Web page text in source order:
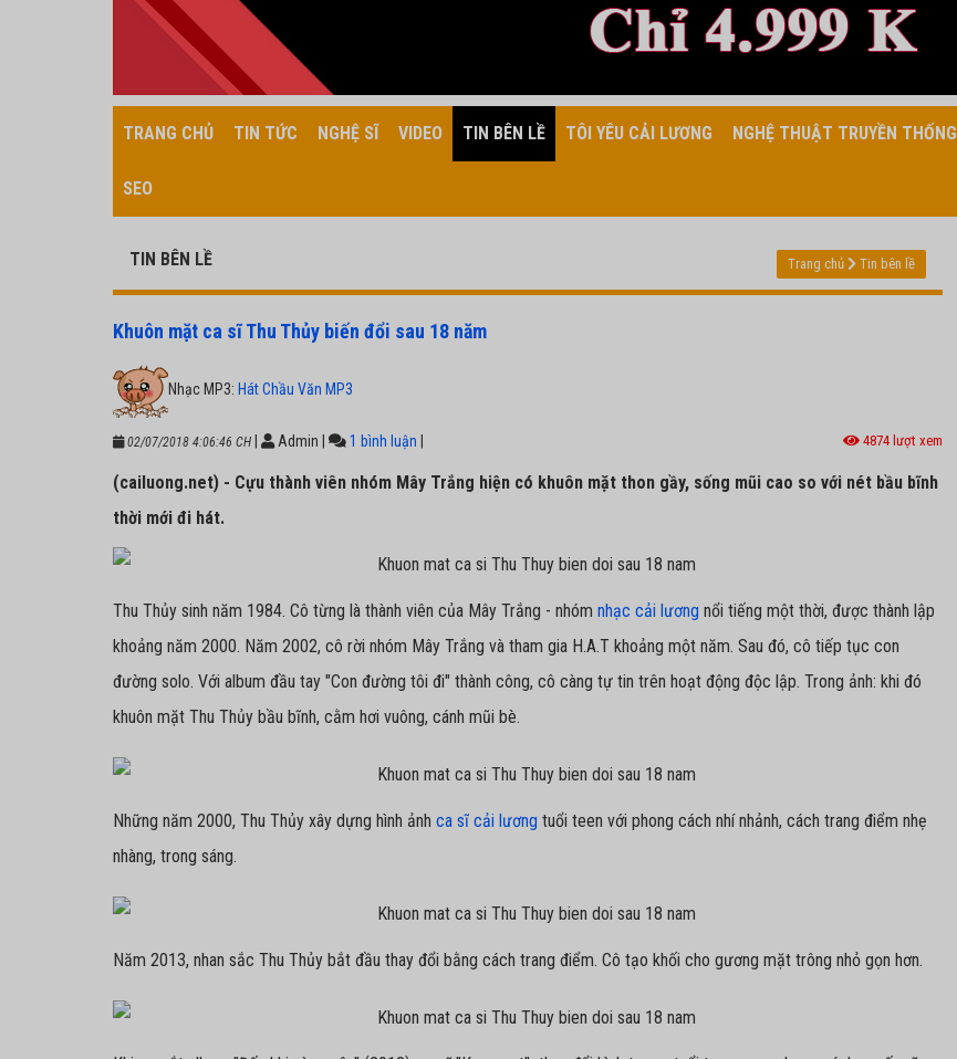
TRANG CHỦ TIN TỨC NGHỆ SĨ VIDEO TIN BÊN LỀ TÔI YÊU CẢI LƯƠNG NGHỆ THUẬT TRUYỀN THỐNG
SEO
TIN BÊN LỀ Trang chủ Tin bên lề
Khuôn mặt ca sĩ Thu Thủy biến đổi sau 18 năm
Nhạc MP3: Hát Chầu Văn MP3
02/07/2018 4:06:46 CH Admin 1 bình luận 4874 lượt xem
(cailuong.net) - Cựu thành viên nhóm Mây Trắng hiện có khuôn mặt thon gầy, sống mũi cao so với nét bầu bĩnh
thời mới đi hát.
Thu Thủy sinh năm 1984. Cô từng là thành viên của Mây Trắng - nhóm nhạc cải lương nổi tiếng một thời, được thành lập
khoảng năm 2000. Năm 2002, cô rời nhóm Mây Trắng và tham gia H.A.T khoảng một năm. Sau đó, cô tiếp tục con
đường solo. Với album đầu tay "Con đường tôi đi" thành công, cô càng tự tin trên hoạt động độc lập. Trong ảnh: khi đó
khuôn mặt Thu Thủy bầu bĩnh, cằm hơi vuông, cánh mũi bè.
Những năm 2000, Thu Thủy xây dựng hình ảnh ca sĩ cải lương tuổi teen với phong cách nhí nhảnh, cách trang điểm nhẹ
nhàng, trong sáng.
Năm 2013, nhan sắc Thu Thủy bắt đầu thay đổi bằng cách trang điểm. Cô tạo khối cho gương mặt trông nhỏ gọn hơn.